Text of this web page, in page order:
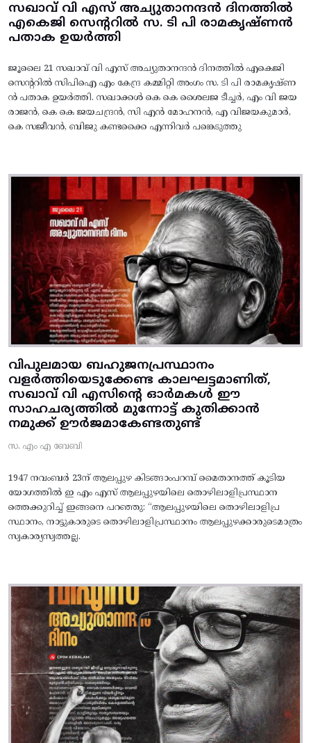
സഖാവ് വി എസ് അച്യുതാനന്ദൻ ദിനത്തിൽ
എകെജി സെന്ററിൽ സ. ടി പി രാമകൃഷ്‌ണൻ
പതാക ഉയർത്തി
ജൂലൈ 21 സഖാവ് വി എസ് അച്യുതാനന്ദൻ ദിനത്തിൽ എകെജി
സെന്ററിൽ സിപിഐ എം കേന്ദ്ര കമ്മിറ്റി അംഗം സ. ടി പി രാമകൃഷ്‌ണ
ൻ പതാക ഉയർത്തി. സഖാക്കൾ കെ കെ ശൈലജ ടീച്ചർ, എം വി ജയ
രാജൻ, കെ കെ ജയചന്ദ്രൻ, സി എൻ മോഹനൻ, എ വിജയകുമാർ,
കെ സജീവൻ, ബിജു കണ്ടക്കൈ എന്നിവർ പങ്കെടുത്തു
വിപുലമായ ബഹുജനപ്രസ്ഥാനം
വളർത്തിയെടുക്കേണ്ട കാലഘട്ടമാണിത്,
സഖാവ് വി എസിന്റെ ഓർമകൾ ഈ
സാഹചര്യത്തിൽ മുന്നോട്ട്‌ കുതിക്കാൻ
നമുക്ക് ഊർജമാകേണ്ടതുണ്ട്
സ. എം എ ബേബി
1947 നവംബർ 23ന് ആലപ്പുഴ കിടങ്ങാംപറമ്പ്‌ മൈതാനത്ത്‌ കൂടിയ
യോഗത്തിൽ ഇ എം എസ് ആലപ്പുഴയിലെ തൊഴിലാളിപ്രസ്ഥാന
ത്തെക്കുറിച്ച് ഇങ്ങനെ പറഞ്ഞു: “ആലപ്പുഴയിലെ തൊഴിലാളിപ്ര
സ്ഥാനം, നാട്ടുകാരുടെ തൊഴിലാളിപ്രസ്ഥാനം ആലപ്പുഴക്കാരുടെമാത്രം
സ്വകാര്യസ്വത്തല്ല.